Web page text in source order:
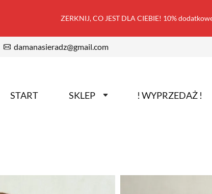
ZERKNIJ, CO JEST DLA CIEBIE! 10%
damanasieradz@gmail.com
START SKLEP ! WYPRZEDAŻ !